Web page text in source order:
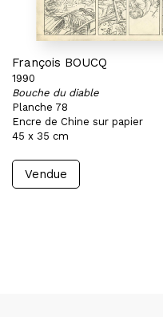
François BOUCQ
1990
Bouche du diable
Planche 78
Encre de Chine sur papier
45 x 35 cm
Vendue